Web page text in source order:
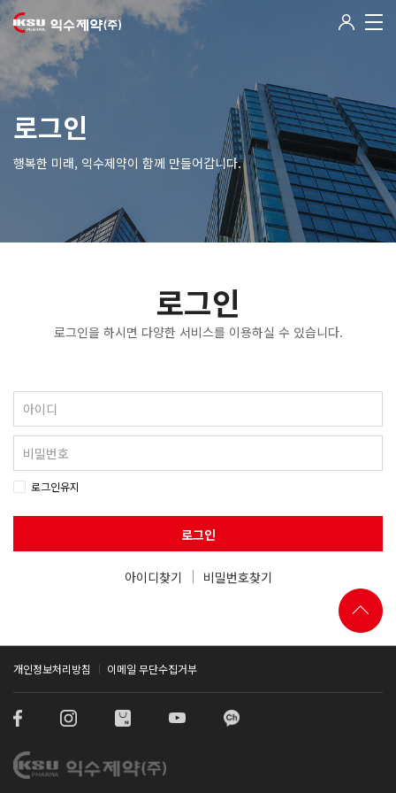
로그인
행복한 미래, 익수제약이 함께 만들어갑니다.
로그인
로그인을 하시면 다양한 서비스를 이용하실 수 있습니다.
로그인유지
로그인
아이디찾기 비밀번호찾기
개인정보처리방침 이메일 무단수집거부